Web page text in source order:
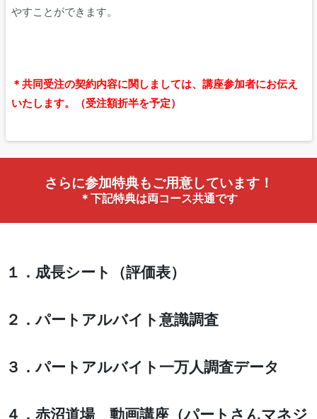
やすことができます。
＊共同受注の契約内容に関しましては、講座参加者にお伝え
いたします。（受注額折半を予定）
さらに参加特典もご用意しています！
＊下記特典は両コース共通です
１．成長シート（評価表）
２．パートアルバイト意識調査
３．パートアルバイト一万人調査データ
４．赤沼道場 動画講座（パートさんマネジ